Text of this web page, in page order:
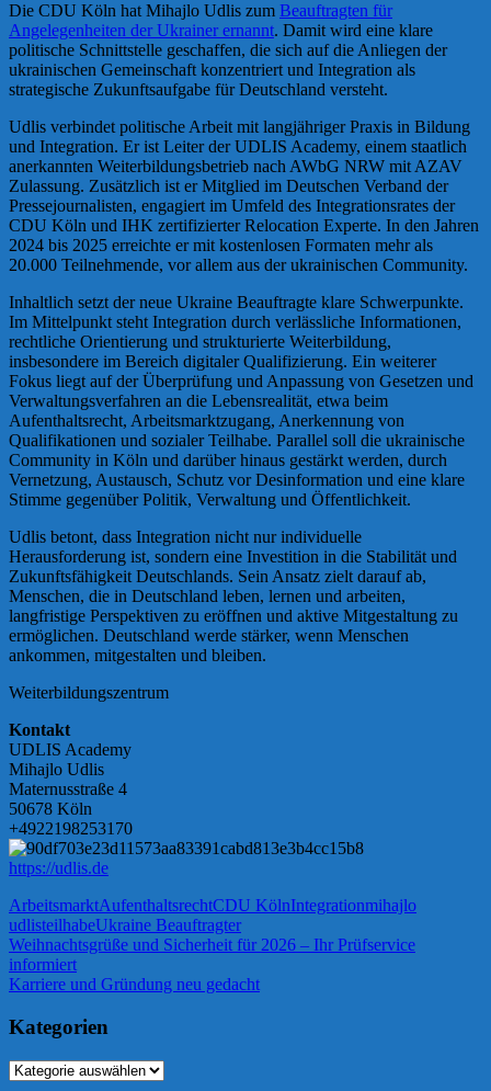
Die CDU Köln hat Mihajlo Udlis zum Beauftragten für
Angelegenheiten der Ukrainer ernannt. Damit wird eine klare
politische Schnittstelle geschaffen, die sich auf die Anliegen der
ukrainischen Gemeinschaft konzentriert und Integration als
strategische Zukunftsaufgabe für Deutschland versteht.
Udlis verbindet politische Arbeit mit langjähriger Praxis in Bildung
und Integration. Er ist Leiter der UDLIS Academy, einem staatlich
anerkannten Weiterbildungsbetrieb nach AWbG NRW mit AZAV
Zulassung. Zusätzlich ist er Mitglied im Deutschen Verband der
Pressejournalisten, engagiert im Umfeld des Integrationsrates der
CDU Köln und IHK zertifizierter Relocation Experte. In den Jahren
2024 bis 2025 erreichte er mit kostenlosen Formaten mehr als
20.000 Teilnehmende, vor allem aus der ukrainischen Community.
Inhaltlich setzt der neue Ukraine Beauftragte klare Schwerpunkte.
Im Mittelpunkt steht Integration durch verlässliche Informationen,
rechtliche Orientierung und strukturierte Weiterbildung,
insbesondere im Bereich digitaler Qualifizierung. Ein weiterer
Fokus liegt auf der Überprüfung und Anpassung von Gesetzen und
Verwaltungsverfahren an die Lebensrealität, etwa beim
Aufenthaltsrecht, Arbeitsmarktzugang, Anerkennung von
Qualifikationen und sozialer Teilhabe. Parallel soll die ukrainische
Community in Köln und darüber hinaus gestärkt werden, durch
Vernetzung, Austausch, Schutz vor Desinformation und eine klare
Stimme gegenüber Politik, Verwaltung und Öffentlichkeit.
Udlis betont, dass Integration nicht nur individuelle
Herausforderung ist, sondern eine Investition in die Stabilität und
Zukunftsfähigkeit Deutschlands. Sein Ansatz zielt darauf ab,
Menschen, die in Deutschland leben, lernen und arbeiten,
langfristige Perspektiven zu eröffnen und aktive Mitgestaltung zu
ermöglichen. Deutschland werde stärker, wenn Menschen
ankommen, mitgestalten und bleiben.
Weiterbildungszentrum
Kontakt
UDLIS Academy
Mihajlo Udlis
Maternusstraße 4
50678 Köln
+4922198253170
https://udlis.de
ArbeitsmarktAufenthaltsrechtCDU KölnIntegrationmihajlo
udlisteilhabeUkraine Beauftragter
Beitragsnavigation
Vorheriger
Beitrag:
Weihnachtsgrüße und Sicherheit für 2026 – Ihr Prüfservice
informiert
Nächster
Karriere und Gründung neu gedacht
Kategorien
Kategorien